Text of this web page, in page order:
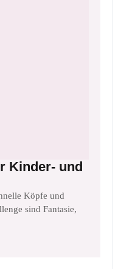
Kinder- und
Köpfe und
sind Fantasie,